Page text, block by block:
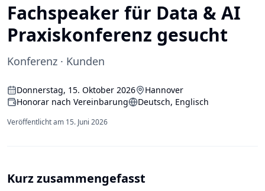
Fachspeaker für Data & AI
Praxiskonferenz gesucht
Konferenz · Kunden
Donnerstag, 15. Oktober 2026
Hannover
Honorar nach Vereinbarung
Deutsch, Englisch
Veröffentlicht am 15. Juni 2026
Kurz zusammengefasst